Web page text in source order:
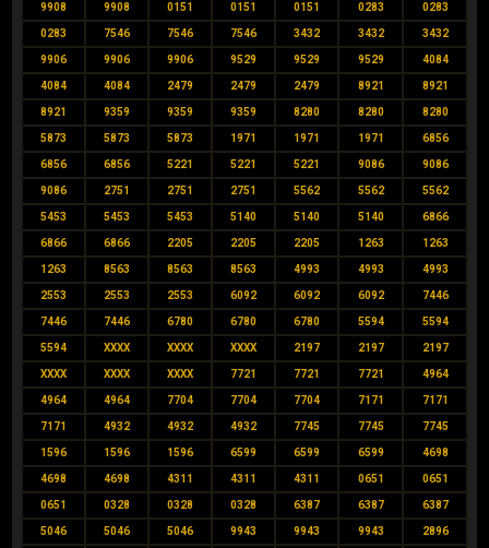
9908 9908 0151 0151 0151 0283 0283
0283 7546 7546 7546 3432 3432 3432
9906 9906 9906 9529 9529 9529 4084
4084 4084 2479 2479 2479 8921 8921
8921 9359 9359 9359 8280 8280 8280
5873 5873 5873 1971 1971 1971 6856
6856 6856 5221 5221 5221 9086 9086
9086 2751 2751 2751 5562 5562 5562
5453 5453 5453 5140 5140 5140 6866
6866 6866 2205 2205 2205 1263 1263
1263 8563 8563 8563 4993 4993 4993
2553 2553 2553 6092 6092 6092 7446
7446 7446 6780 6780 6780 5594 5594
5594 XXXX XXXX XXXX 2197 2197 2197
XXXX XXXX XXXX 7721 7721 7721 4964
4964 4964 7704 7704 7704 7171 7171
7171 4932 4932 4932 7745 7745 7745
1596 1596 1596 6599 6599 6599 4698
4698 4698 4311 4311 4311 0651 0651
0651 0328 0328 0328 6387 6387 6387
5046 5046 5046 9943 9943 9943 2896